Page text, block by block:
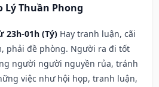
Lý Thuần Phong
23h-01h (Tý) Hay tranh luận, cãi
phải đề phòng. Người ra đi tốt
người người nguyền rủa, tránh
việc như hội họp, tranh luận,